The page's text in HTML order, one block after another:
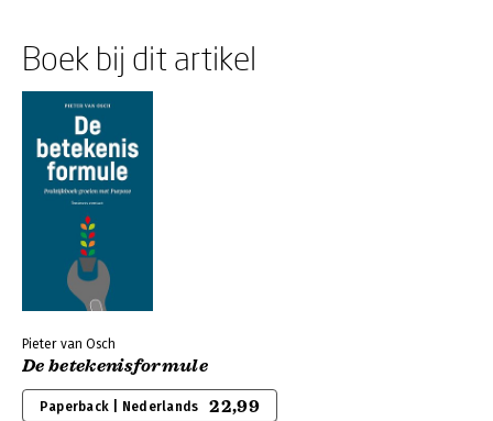
Boek bij dit artikel
Pieter van Osch
De betekenisformule
Paperback | Nederlands 22,99